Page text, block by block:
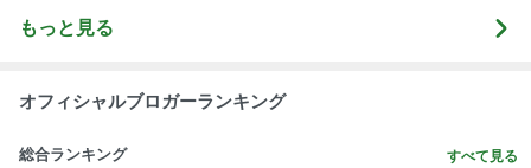
もっと見る
オフィシャルブロガーランキング
総合ランキング すべて見る